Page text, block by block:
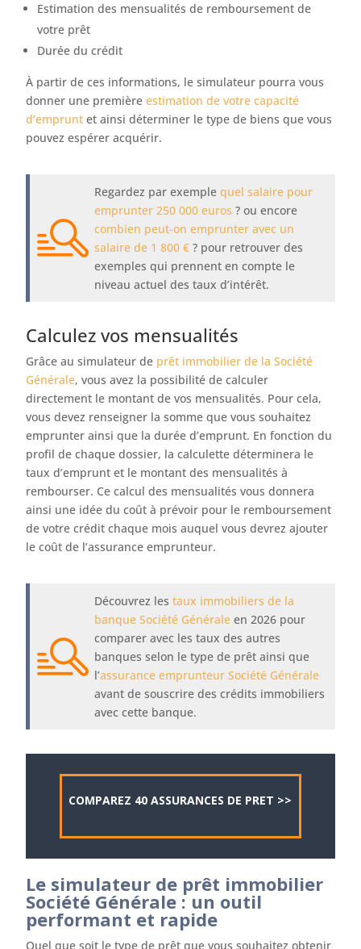
Estimation des mensualités de remboursement de
votre prêt
Durée du crédit
À partir de ces informations, le simulateur pourra vous
donner une premièreestimation de votre capacité
d’emprunt et ainsi déterminer le type de biens que vous
pouvez espérer acquérir.
Regardez par exemplequel salaire pour
emprunter 250 000 euros ? ou encore
combien peut-on emprunter avec un
salaire de 1 800 € ? pour retrouver des
exemples qui prennent en compte le
niveau actuel des taux d’intérêt.
Calculez vos mensualités
Grâce au simulateur de prêt immobilier de la Société
Générale, vous avez la possibilité de calculer
directement le montant de vos mensualités. Pour cela,
vous devez renseigner la somme que vous souhaitez
emprunter ainsi que la durée d’emprunt. En fonction du
profil de chaque dossier, la calculette déterminera le
taux d’emprunt et le montant des mensualités à
rembourser. Ce calcul des mensualités vous donnera
ainsi une idée du coût à prévoir pour le remboursement
de votre crédit chaque mois auquel vous devrez ajouter
le coût de l’assurance emprunteur.
Découvrez lestaux immobiliers de la
banque Société Générale en 2026 pour
comparer avec les taux des autres
banques selon le type de prêt ainsi que
l’assurance emprunteur Société Générale
avant de souscrire des crédits immobiliers
avec cette banque.
COMPAREZ 40 ASSURANCES DE PRET >>
Le simulateur de prêt immobilier
Société Générale : un outil
performant et rapide
Quel que soit le type de prêt que vous souhaitez obtenir